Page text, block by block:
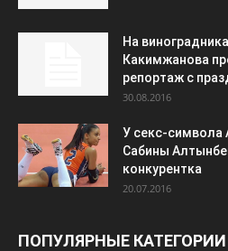
На
Какимжанова
репортаж с
30.08.2016
У секс-символа
Сабины
конкурентка
20.07.2016
ПОПУЛЯРНЫЕ КАТЕГОРИИ